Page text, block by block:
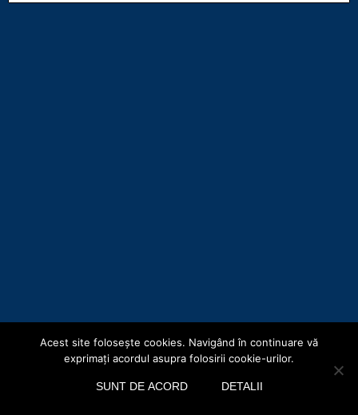
Copyright © Consiliul Județean Botoșani 2019
Hartă site Termeni și Condiții
Politica de confidențialitate
Acest site foloseşte cookies. Navigând în continuare vă
exprimaţi acordul asupra folosirii cookie-urilor.
SUNT DE ACORD DETALII